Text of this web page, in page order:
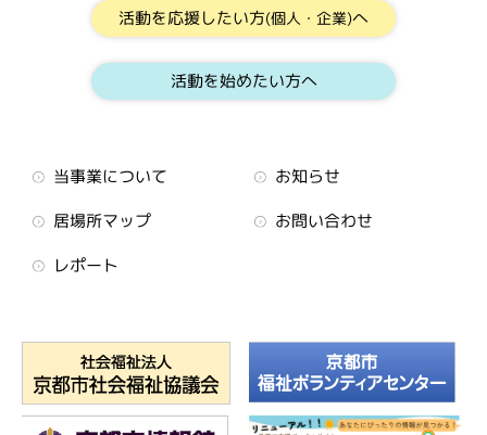
活動を応援したい方(個人・企業)へ
活動を始めたい方へ
当事業について
お知らせ
居場所マップ
お問い合わせ
レポート